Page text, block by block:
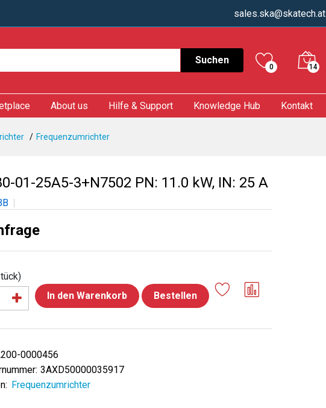
sales.ska@skatech.at
Suchen
0 14
About us Hilfe & Support Knowledge Hub Kontakt
Frequenzumrichter
01-25A5-3+N7502 PN: 11.0 kW, IN: 25 A
In den Warenkorb
Bestellen
0000456
3AXD50000035917
Frequenzumrichter